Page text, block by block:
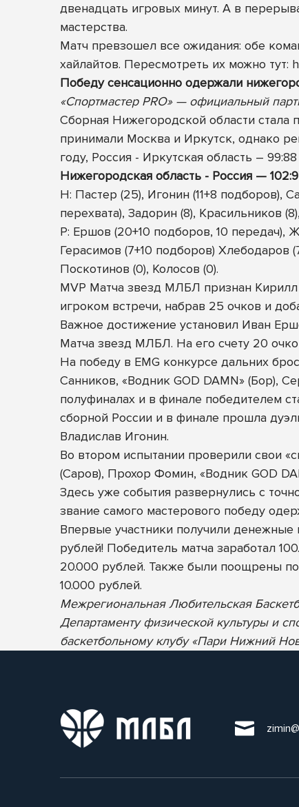
двенадцать игровых минут. А в
мастерства.
Матч превзошел все ожидания: обе
хайлайтов. Пересмотреть их можно тут:
Победу сенсационно одержали
«Спортмастер PRO» — официальный
Сборная Нижегородской области
принимали Москва и Иркутск, однако
году, Россия - Иркутская область –
Нижегородская область - Россия —
Н: Пастер (25), Игонин (11+8 подборов),
перехвата), Задорин (8), Красильников
Р: Ершов (20+10 подборов, 10 передач),
Герасимов (7+10 подборов) Хлебодаров
Поскотинов (0), Колосов (0).
MVP Матча звезд МЛБЛ признан
игроком встречи, набрав 25 очков и
Важное достижение установил Иван
Матча звезд МЛБЛ. На его счету 20
На победу в EMG конкурсе дальних
Санников, «Водник GOD DAMN» (Бор),
полуфиналах и в финале победителем
сборной России и в финале прошла
Владислав Игонин.
Во втором испытании проверили свои
(Саров), Прохор Фомин, «Водник GOD
Здесь уже события развернулись с
звание самого мастерового победу
Впервые участники получили
рублей! Победитель матча заработал
20.000 рублей. Также были поощрены
10.000 рублей.
Межрегиональная Любительская
Департаменту физической культуры и
баскетбольному клубу «Пари Нижний